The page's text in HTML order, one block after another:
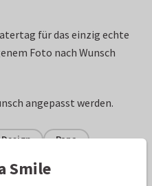
für das einzig echte
Foto nach Wunsch
angepasst werden.
Papa
Smile